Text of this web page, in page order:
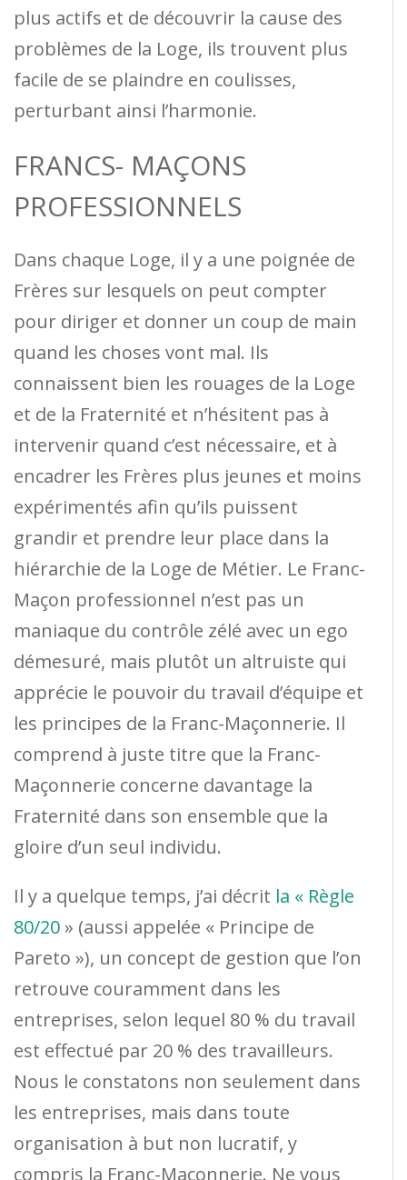
plus actifs et de découvrir la cause des
problèmes de la Loge, ils trouvent plus
facile de se plaindre en coulisses,
perturbant ainsi l’harmonie.
FRANCS- MAÇONS
PROFESSIONNELS
Dans chaque Loge, il y a une poignée de
Frères sur lesquels on peut compter
pour diriger et donner un coup de main
quand les choses vont mal. Ils
connaissent bien les rouages ​​de la Loge
et de la Fraternité et n’hésitent pas à
intervenir quand c’est nécessaire, et à
encadrer les Frères plus jeunes et moins
expérimentés afin qu’ils puissent
grandir et prendre leur place dans la
hiérarchie de la Loge de Métier. Le Franc-
Maçon professionnel n’est pas un
maniaque du contrôle zélé avec un ego
démesuré, mais plutôt un altruiste qui
apprécie le pouvoir du travail d’équipe et
les principes de la Franc-Maçonnerie. Il
comprend à juste titre que la Franc-
Maçonnerie concerne davantage la
Fraternité dans son ensemble que la
gloire d’un seul individu.
Il y a quelque temps, j’ai décrit la « Règle
80/20» (aussi appelée « Principe de
Pareto »), un concept de gestion que l’on
retrouve couramment dans les
entreprises, selon lequel 80 % du travail
est effectué par 20 % des travailleurs.
Nous le constatons non seulement dans
les entreprises, mais dans toute
organisation à but non lucratif, y
compris la Franc-Maçonnerie. Ne vous